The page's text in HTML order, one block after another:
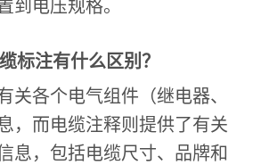
到电压规格。
标注有什么区别？
关各个电气组件（继电器、
，而电缆注释则提供了有关
息，包括电缆尺寸、品牌和